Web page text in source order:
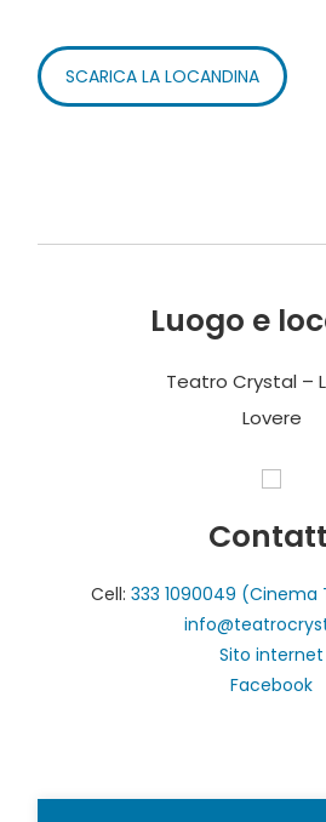
SCARICA LA LOCANDINA
Luogo e
Teatro Crystal –
Lovere
Cell: 333 1090049 (Cinema
Sito internet
Facebook